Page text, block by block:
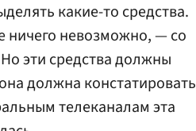
какие-то средства.
ничего невозможно, — со
эти средства должны
должна констатировать
телеканалам эта